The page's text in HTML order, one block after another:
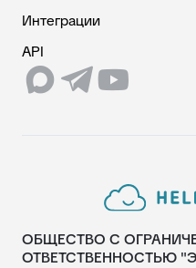
Интеграции
API
ОБЩЕСТВО С
ОТВЕТСТВЕННОСТЬЮ